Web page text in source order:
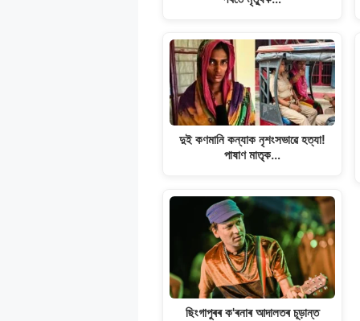
দুই কণমানি কন্যাক নৃশংসভাৱে হত্যা!
পাষাণ মাতৃক…
ছিংগাপুৰৰ ক'ৰনাৰ আদালতৰ চূড়ান্ত